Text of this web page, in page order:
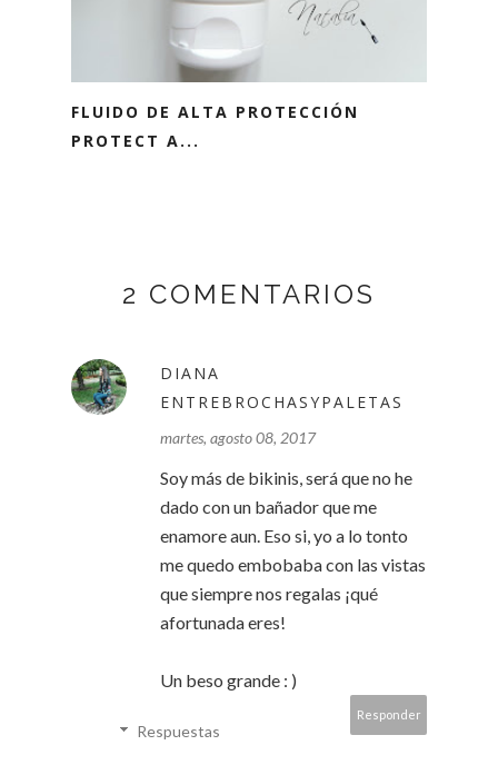
FLUIDO DE ALTA PROTECCIÓN
PROTECT A...
2 COMENTARIOS
DIANA
ENTREBROCHASYPALETAS
martes, agosto 08, 2017
Soy más de bikinis, será que no he
dado con un bañador que me
enamore aun. Eso si, yo a lo tonto
me quedo embobaba con las vistas
que siempre nos regalas ¡qué
afortunada eres!
Un beso grande : )
Responder
Respuestas